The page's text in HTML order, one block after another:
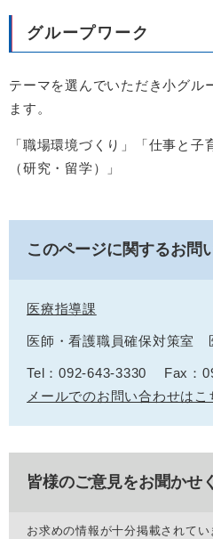
グループワーク
テーマを選んでいただき小グル
ます。
「職場環境づくり」「仕事と
（研究・留学）」
このページに関するお問
医療指導課
医師・看護職員確保対策室
Tel：092-643-3330
Fax：
メールでのお問い合わせはこ
皆様のご意見をお聞かせ
お求めの情報が十分掲載されてい